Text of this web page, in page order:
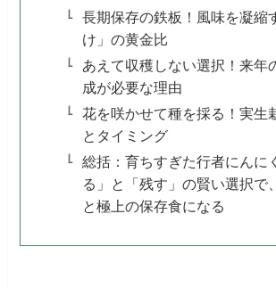
長期保存の鉄板！風味を凝縮
け」の黄金比
あえて収穫しない選択！来年
成が必要な理由
花を咲かせて種を採る！実生
とタイミング
総括：育ちすぎた行者にんに
る」と「残す」の賢い選択で
と極上の保存食になる